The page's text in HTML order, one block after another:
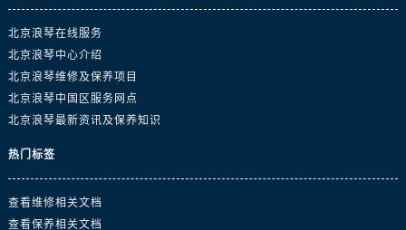
北京浪琴在线服务
北京浪琴中心介绍
北京浪琴维修及保养项目
北京浪琴中国区服务网点
北京浪琴最新资讯及保养知识
热门标签
查看维修相关文档
查看保养相关文档